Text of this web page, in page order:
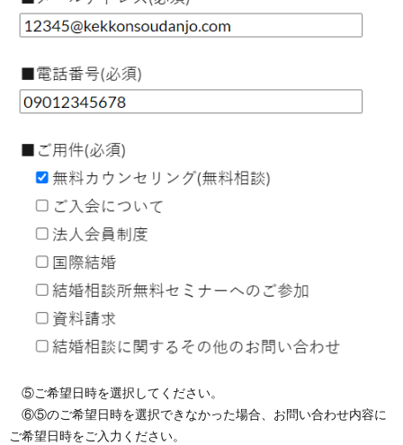
⑤ご希望日時を選択してください。
⑥⑤のご希望日時を選択できなかった場合、お問い合わせ内容に
ご希望日時をご入力ください。